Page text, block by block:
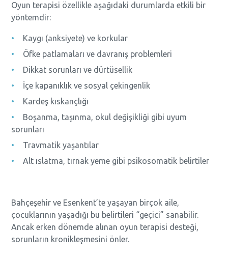
Oyun terapisi özellikle aşağıdaki durumlarda etkili bir
yöntemdir:
Kaygı (anksiyete) ve korkular
Öfke patlamaları ve davranış problemleri
Dikkat sorunları ve dürtüsellik
İçe kapanıklık ve sosyal çekingenlik
Kardeş kıskançlığı
Boşanma, taşınma, okul değişikliği gibi uyum
sorunları
Travmatik yaşantılar
Alt ıslatma, tırnak yeme gibi psikosomatik belirtiler
Bahçeşehir ve Esenkent’te yaşayan birçok aile,
çocuklarının yaşadığı bu belirtileri “geçici” sanabilir.
Ancak erken dönemde alınan oyun terapisi desteği,
sorunların kronikleşmesini önler.